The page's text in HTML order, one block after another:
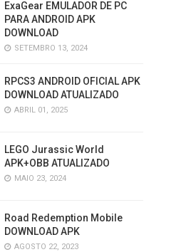
ExaGear EMULADOR DE PC
PARA ANDROID APK
DOWNLOAD
SETEMBRO 13, 2024
RPCS3 ANDROID OFICIAL APK
DOWNLOAD ATUALIZADO
ABRIL 01, 2025
LEGO Jurassic World
APK+OBB ATUALIZADO
MAIO 23, 2024
Road Redemption Mobile
DOWNLOAD APK
AGOSTO 22, 2023